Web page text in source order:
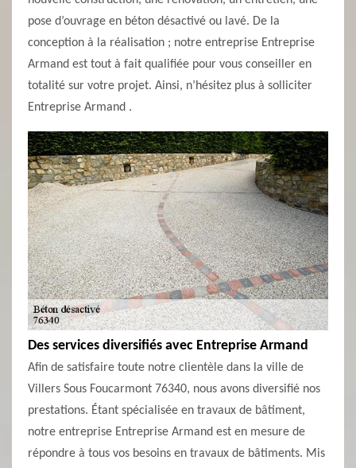
pose d’ouvrage en béton désactivé ou lavé. De la
conception à la réalisation ; notre entreprise Entreprise
Armand est tout à fait qualifiée pour vous conseiller en
totalité sur votre projet. Ainsi, n’hésitez plus à solliciter
Entreprise Armand .
Des services diversifiés avec Entreprise Armand
Afin de satisfaire toute notre clientèle dans la ville de
Villers Sous Foucarmont 76340, nous avons diversifié nos
prestations. Étant spécialisée en travaux de bâtiment,
notre entreprise Entreprise Armand est en mesure de
répondre à tous vos besoins en travaux de bâtiments. Mis